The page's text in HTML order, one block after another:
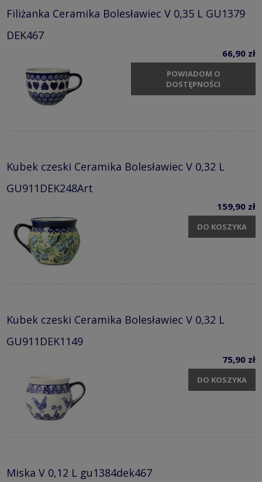
Filiżanka Ceramika Bolesławiec V 0,35 L GU1379
DEK467
66,90 zł
POWIADOM O
DOSTĘPNOŚCI
Kubek czeski Ceramika Bolesławiec V 0,32 L
GU911DEK248Art
159,90 zł
DO KOSZYKA
Kubek czeski Ceramika Bolesławiec V 0,32 L
GU911DEK1149
75,90 zł
DO KOSZYKA
Miska V 0,12 L gu1384dek467